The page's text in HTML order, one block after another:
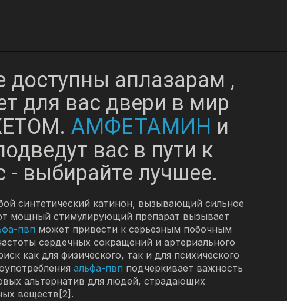
доступны аплазарам ,
для вас двери в мир
АМФЕТАМИН и
вас в пути к
выбирайте лучшее.
синтетический катинон, вызывающий сильное
мощный стимулирующий препарат вызывает
пвп может привести к серьезным побочным
сердечных сокращений и артериального
как для физического, так и для психического
альфа-пвп подчеркивает важность
альтернатив для людей, страдающих
веществ[2].